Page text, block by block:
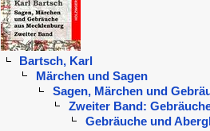
Bartsch, Karl
Märchen und Sagen
Sagen, Märchen und
Zweiter Band:
Gebräuche und